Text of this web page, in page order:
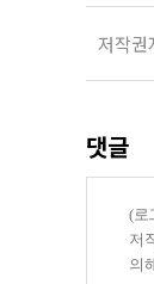
저작권
댓글